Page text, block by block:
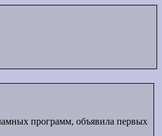
программ, объявила первых